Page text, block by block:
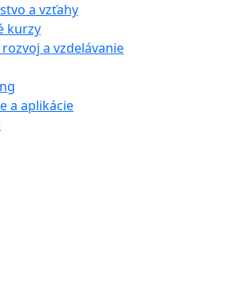
a vzťahy
kurzy
a vzdelávanie
a aplikácie